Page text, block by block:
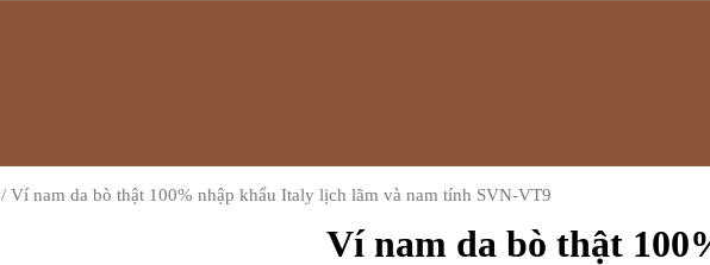
/ Ví nam da bò thật 100% nhập khẩu Italy lịch lãm và nam tính SVN-VT9
Ví nam da bò thật